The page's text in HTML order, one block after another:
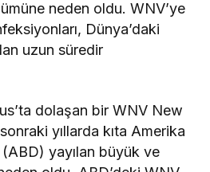
neden oldu. WNV’ye
Dünya’daki
uzun süredir
dolaşan bir WNV New
yıllarda kıta Amerika
yayılan büyük ve